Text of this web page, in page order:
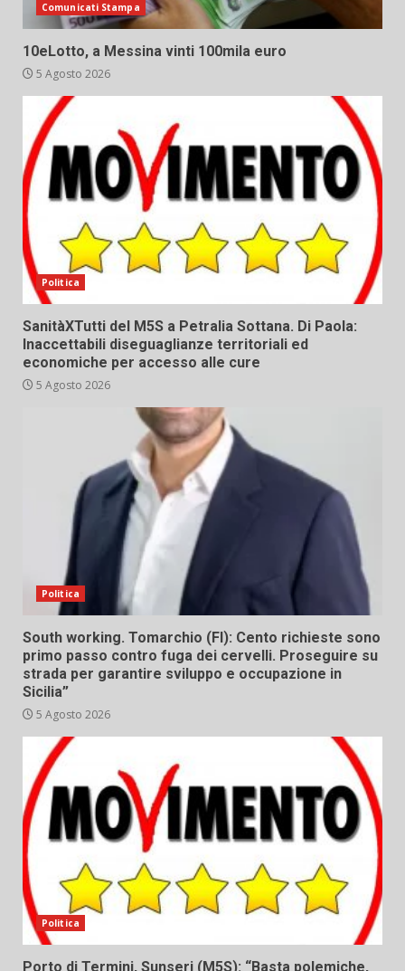
Comunicati Stampa
10eLotto, a Messina vinti 100mila euro
5 Agosto 2026
Politica
SanitàXTutti del M5S a Petralia Sottana. Di Paola:
Inaccettabili diseguaglianze territoriali ed
economiche per accesso alle cure
5 Agosto 2026
Politica
South working. Tomarchio (FI): Cento richieste sono
primo passo contro fuga dei cervelli. Proseguire su
strada per garantire sviluppo e occupazione in
Sicilia”
5 Agosto 2026
Politica
Porto di Termini, Sunseri (M5S): “Basta polemiche,